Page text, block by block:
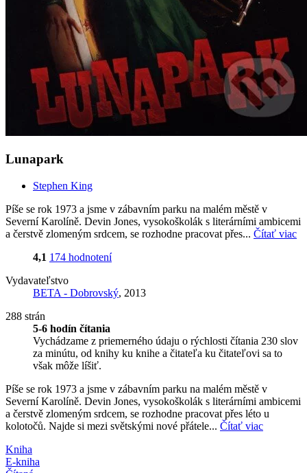
Lunapark
Stephen King
Píše se rok 1973 a jsme v zábavním parku na malém městě v
Severní Karolíně. Devin Jones, vysokoškolák s literárními ambicemi
a čerstvě zlomeným srdcem, se rozhodne pracovat přes... Čítať viac
4,1 174 hodnotení
Vydavateľstvo
BETA - Dobrovský, 2013
288 strán
5-6 hodín čítania
Vychádzame z priemerného údaju o rýchlosti čítania 230 slov
za minútu, od knihy ku knihe a čitateľa ku čitateľovi sa to
však môže líšiť.
Píše se rok 1973 a jsme v zábavním parku na malém městě v
Severní Karolíně. Devin Jones, vysokoškolák s literárními ambicemi
a čerstvě zlomeným srdcem, se rozhodne pracovat přes léto u
kolotočů. Najde si mezi světskými nové přátele... Čítať viac
Kniha
E-kniha